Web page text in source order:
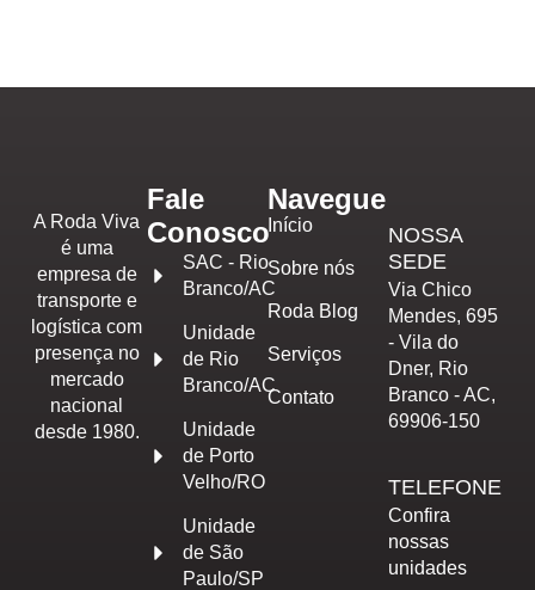
A Roda Viva
é uma
empresa de
transporte e
logística com
presença no
mercado
nacional
desde 1980.
Fale
Conosco
SAC - Rio
Branco/AC
Unidade
de Rio
Branco/AC
Unidade
de Porto
Velho/RO
Unidade
de São
Paulo/SP
Navegue
Início
Sobre nós
Roda Blog
Serviços
Contato
NOSSA
SEDE
Via Chico
Mendes, 695
- Vila do
Dner, Rio
Branco - AC,
69906-150
TELEFONE
Confira
nossas
unidades